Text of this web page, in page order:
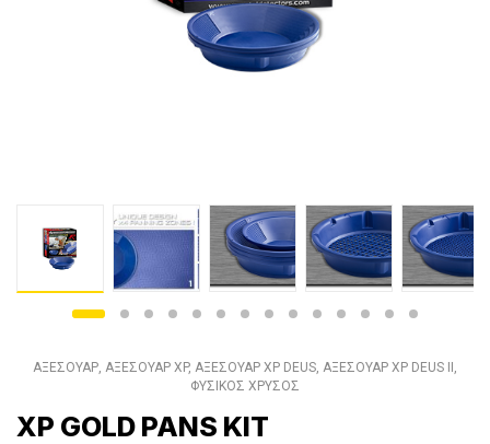
ΑΞΕΣΟΥΑΡ ΑΞΕΣΟΥΑΡ XP, ΑΞΕΣΟΥΑΡ XP DEUS ΑΞΕΣΟΥΑΡ XP DEUS II
ΦΥΣΙΚΟΣ ΧΡΥΣΟΣ
XP GOLD PANS KIT